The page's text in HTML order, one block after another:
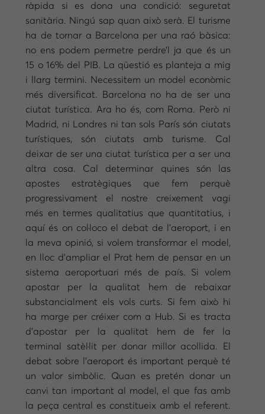
ràpida si es dona una condició: seguretat
sanitària. Ningú sap quan això serà. El turisme
ha de tornar a Barcelona per una raó bàsica:
no ens podem permetre perdre’l ja que és un
15 o 16% del PIB. La qüestió es planteja a mig
i llarg termini. Necessitem un model econòmic
més diversificat. Barcelona no ha de ser una
ciutat turística. Ara ho és, com Roma. Però ni
Madrid, ni Londres ni tan sols París són ciutats
turístiques, són ciutats amb turisme. Cal
deixar de ser una ciutat turística per a ser una
altra cosa. Cal determinar quines són las
apostes estratègiques que fem perquè
progressivament el nostre creixement vagi
més en termes qualitatius que quantitatius, i
aquí és on col·loco el debat de l’aeroport, i en
la meva opinió, si volem transformar el model,
en lloc d’ampliar el Prat hem de pensar en un
sistema aeroportuari més de país. Si volem
apostar per la qualitat hem de rebaixar
substancialment els vols curts. Si fem això hi
ha marge per créixer com a Hub. Si es tracta
d’apostar per la qualitat hem de fer la
terminal satèl·lit per donar millor acollida. El
debat sobre l’aeroport és important perquè té
un valor simbòlic. Quan es pretén donar un
canvi tan important al model, el que fas amb
la peça central es constitueix amb el referent.